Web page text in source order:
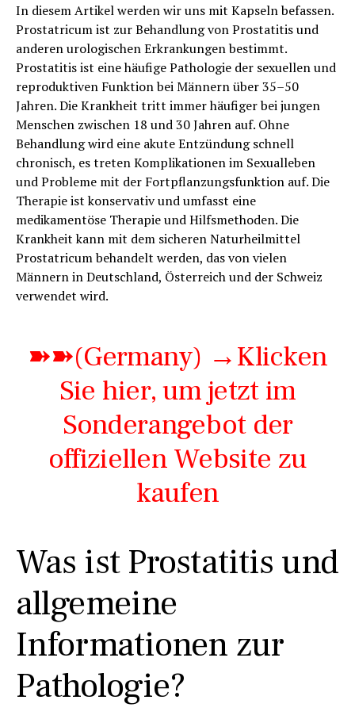
In diesem Artikel werden wir uns mit Kapseln befassen.
Prostatricum ist zur Behandlung von Prostatitis und
anderen urologischen Erkrankungen bestimmt.
Prostatitis ist eine häufige Pathologie der sexuellen und
reproduktiven Funktion bei Männern über 35–50
Jahren. Die Krankheit tritt immer häufiger bei jungen
Menschen zwischen 18 und 30 Jahren auf. Ohne
Behandlung wird eine akute Entzündung schnell
chronisch, es treten Komplikationen im Sexualleben
und Probleme mit der Fortpflanzungsfunktion auf. Die
Therapie ist konservativ und umfasst eine
medikamentöse Therapie und Hilfsmethoden. Die
Krankheit kann mit dem sicheren Naturheilmittel
Prostatricum behandelt werden, das von vielen
Männern in Deutschland, Österreich und der Schweiz
verwendet wird.
➽➽(Germany) →Klicken
Sie hier, um jetzt im
Sonderangebot der
offiziellen Website zu
kaufen
Was ist Prostatitis und
allgemeine
Informationen zur
Pathologie?